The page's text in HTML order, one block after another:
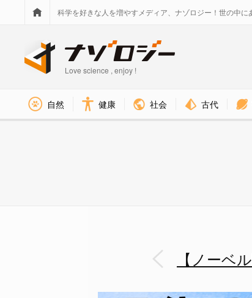
科学を好きな人を増やすメディア、ナゾロジー！世の中に
Love science , enjoy !
自然 健康 社会 古代
【ノーベ